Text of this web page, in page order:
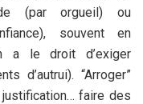
(par orgueil) ou
souvent en
a le droit d’exiger
d’autrui). “Arroger”
faire des